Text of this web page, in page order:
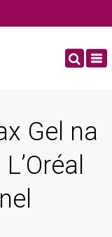
×
Gel na